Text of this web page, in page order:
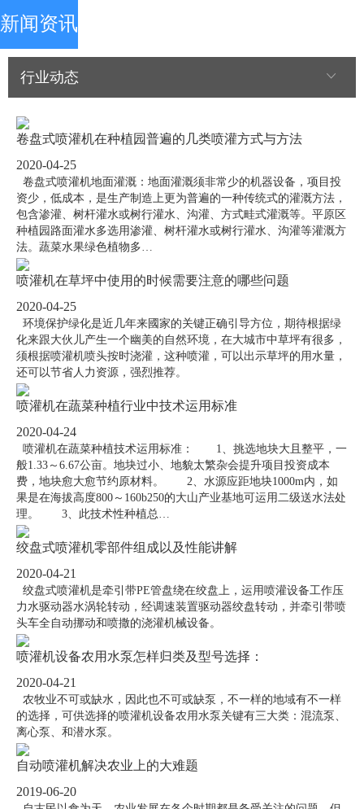
新闻资讯
行业动态
卷盘式喷灌机在种植园普遍的几类喷灌方式与方法
2020-04-25
卷盘式喷灌机地面灌溉：地面灌溉须非常少的机器设备，项目投
资少，低成本，是生产制造上更为普遍的一种传统式的灌溉方法，
包含渗灌、树杆灌水或树行灌水、沟灌、方式畦式灌溉等。平原区
种植园路面灌水多选用渗灌、树杆灌水或树行灌水、沟灌等灌溉方
法。蔬菜水果绿色植物多…
喷灌机在草坪中使用的时候需要注意的哪些问题
2020-04-25
环境保护绿化是近几年来國家的关键正确引导方位，期待根据绿
化来跟大伙儿产生一个幽美的自然环境，在大城市中草坪有很多，
须根据喷灌机喷头按时浇灌，这种喷灌，可以出示草坪的用水量，
还可以节省人力资源，强烈推荐。
喷灌机在蔬菜种植行业中技术运用标准
2020-04-24
喷灌机在蔬菜种植技术运用标准： 1、挑选地块大且整平，一
般1.33～6.67公亩。地块过小、地貌太繁杂会提升项目投资成本
费，地块愈大愈节约原材料。 2、水源应距地块1000m内，如
果是在海拔高度800～160b250的大山产业基地可运用二级送水法处
理。 3、此技术性种植总…
绞盘式喷灌机零部件组成以及性能讲解
2020-04-21
绞盘式喷灌机是牵引带PE管盘绕在绞盘上，运用喷灌设备工作压
力水驱动器水涡轮转动，经调速装置驱动器绞盘转动，并牵引带喷
头车全自动挪动和喷撒的浇灌机械设备。
喷灌机设备农用水泵怎样归类及型号选择：
2020-04-21
农牧业不可或缺水，因此也不可或缺泵，不一样的地域有不一样
的选择，可供选择的喷灌机设备农用水泵关键有三大类：混流泵、
离心泵、和潜水泵。
自动喷灌机解决农业上的大难题
2019-06-20